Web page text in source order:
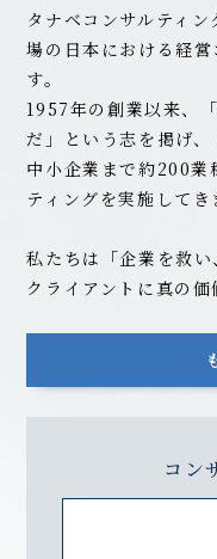
タナベコンサルティ
場の日本における経
す。
1957年の創業以来、
だ」という志を掲げ、
中小企業まで約200業
ティングを実施してき
私たちは「企業を救い
クライアントに真の価
コン